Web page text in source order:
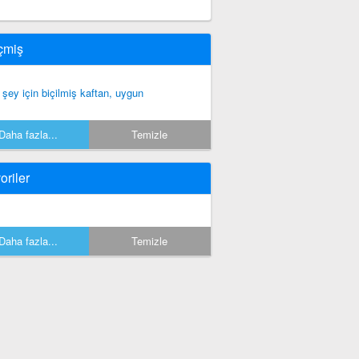
şey için biçilmiş kaftan, uygun
Daha fazla... Temizle
Daha fazla... Temizle